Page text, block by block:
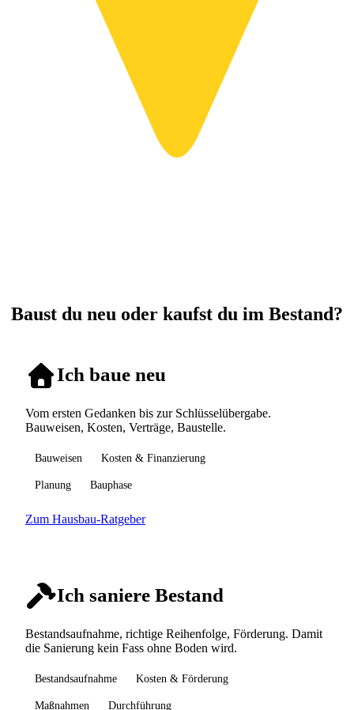
Baust du neu oder kaufst du im Bestand?
Ich baue neu
Vom ersten Gedanken bis zur Schlüsselübergabe.
Bauweisen, Kosten, Verträge, Baustelle.
Bauweisen Kosten & Finanzierung
Planung Bauphase
Zum Hausbau-Ratgeber
Ich saniere Bestand
Bestandsaufnahme, richtige Reihenfolge, Förderung. Damit
die Sanierung kein Fass ohne Boden wird.
Bestandsaufnahme Kosten & Förderung
Maßnahmen Durchführung